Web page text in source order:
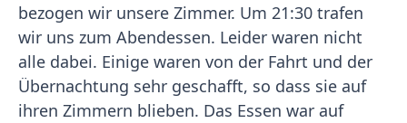
bezogen wir unsere Zimmer. Um 21:30 trafen
wir uns zum Abendessen. Leider waren nicht
alle dabei. Einige waren von der Fahrt und der
Übernachtung sehr geschafft, so dass sie auf
ihren Zimmern blieben. Das Essen war auf